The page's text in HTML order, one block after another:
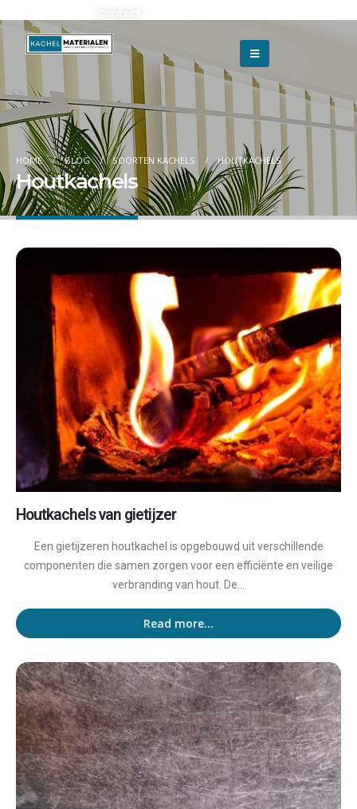
HOME BLOG SOORTEN KACHELS HOUTKACHELS
Houtkachels
Houtkachels van gietijzer
Een gietijzeren houtkachel is opgebouwd uit verschillende
componenten die samen zorgen voor een efficiënte en veilige
verbranding van hout. De...
Read more...